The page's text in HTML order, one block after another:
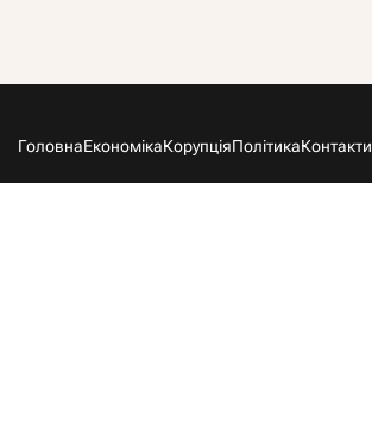
ГоловнаЕкономікаКорупціяПолітикаКонтакти